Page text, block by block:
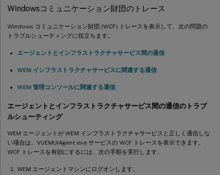
Windowsコミュニケーション財団のトレース
Windows コミュニケーション財団 (WCF) トレースを表示して、次の問題の
トラブルシューティングに役立ちます。
エージェントとインフラストラクチャサービス間の通信
WEM インフラストラクチャサービスに関連する通信
WEM 管理コンソールに関連する通信
エージェントとインフラストラクチャサービス間の通信のトラブ
ルシューティング
WEM エージェントが WEM インフラストラクチャサービスと正しく通信しな
い場合は、VUEMUIAgent.exe サービスの WCF トレースを表示できます。
WCF トレースを有効にするには、次の手順を実行します。
WEM エージェントマシンにログオンします。